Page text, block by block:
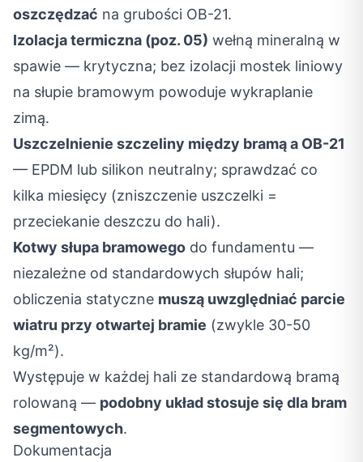
oszczędzać na grubości OB-21.
Izolacja termiczna (poz. 05) wełną mineralną w
spawie — krytyczna; bez izolacji mostek liniowy
na słupie bramowym powoduje wykraplanie
zimą.
Uszczelnienie szczeliny między bramą a OB-21
— EPDM lub silikon neutralny; sprawdzać co
kilka miesięcy (zniszczenie uszczelki =
przeciekanie deszczu do hali).
Kotwy słupa bramowego do fundamentu —
niezależne od standardowych słupów hali;
obliczenia statyczne muszą uwzględniać parcie
wiatru przy otwartej bramie (zwykle 30-50
kg/m²).
Występuje w każdej hali ze standardową bramą
rolowaną — podobny układ stosuje się dla bram
segmentowych.
Dokumentacja